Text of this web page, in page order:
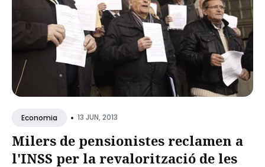
Economia • 13 JUN, 2013
Milers de pensionistes reclamen a
l'INSS per la revalorització de les